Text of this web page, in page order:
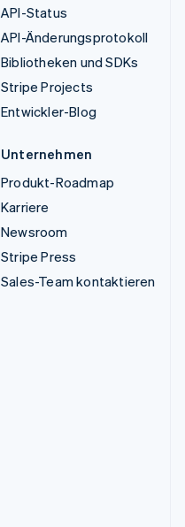
API-Status
API-Änderungsprotokoll
Bibliotheken und SDKs
Stripe Projects
Entwickler-Blog
Unternehmen
Produkt-Roadmap
Karriere
Newsroom
Stripe Press
Sales-Team kontaktieren